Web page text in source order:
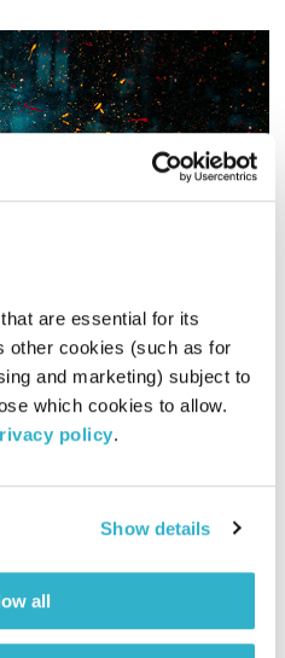
are essential for its
other cookies (such as for
and marketing) subject to
which cookies to allow.
policy.
Show details
all
מנועים קדימה – 16.1.22
מנועים קדימה
גלית גורא-עיני
16.01.22
01:00:05
כל יום בדרך הביתה – שעה של